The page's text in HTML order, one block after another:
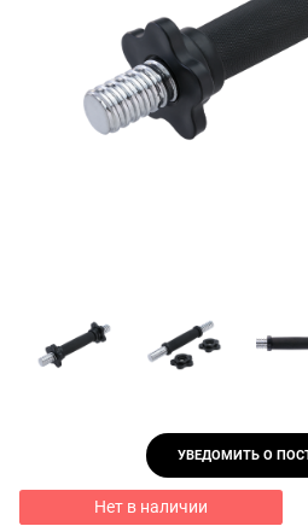
УВЕДОМИТЬ О
Нет в наличии